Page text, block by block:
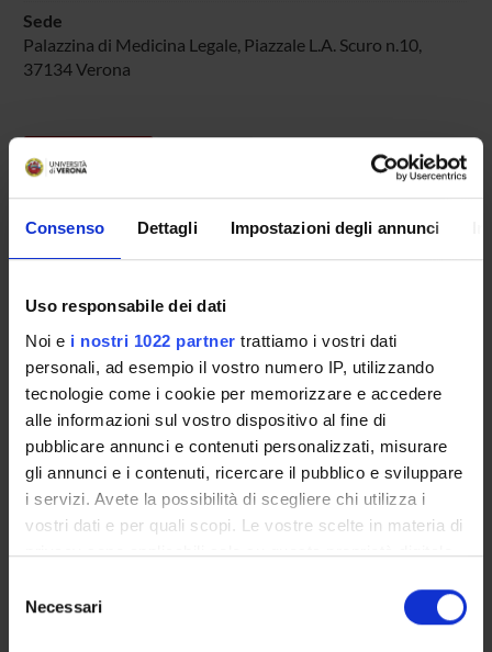
Consenso Dettagli Impostazioni degli annunci
Uso responsabile dei dati
Noi e i nostri 1022 partner trattiamo i vostri dati
personali, ad esempio il vostro numero IP, utilizzando
tecnologie come i cookie per memorizzare e accedere
alle informazioni sul vostro dispositivo al fine di
pubblicare annunci e contenuti personalizzati, misurare
gli annunci e i contenuti, ricercare il pubblico e sviluppare
i servizi. Avete la possibilità di scegliere chi utilizza i
vostri dati e per quali scopi. Le vostre scelte in materia di
privacy sono applicabili solo su questa proprietà digitale
modificare o revocare il proprio consenso in qualsiasi
momento dalla Dichiarazione sui cookie o facendo clic
delNecessari
Sede
Palazzina di Medicina Legale, Piazzale L.A. Scuro n.10,
37134 Verona
Componenti
Annaloro Gabriela
Borsista
Tecnico-Amministrativo
Specializzando
Balmaceda Valdez Valeria Roxana
Contrattista di ricerca
Bellantuono David
Personale di spin-off
Tecnico-Amministrativo
Boschetto Giulia Solidea Carlotta